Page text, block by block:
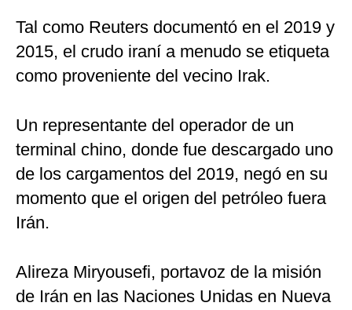
Tal como Reuters documentó en el 2019 y
2015, el crudo iraní a menudo se etiqueta
como proveniente del vecino Irak.
Un representante del operador de un
terminal chino, donde fue descargado uno
de los cargamentos del 2019, negó en su
momento que el origen del petróleo fuera
Irán.
Alireza Miryousefi, portavoz de la misión
de Irán en las Naciones Unidas en Nueva